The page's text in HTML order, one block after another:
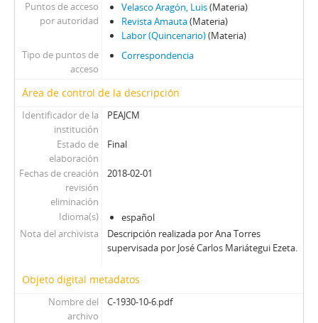
Puntos de acceso
por autoridad
Velasco Aragón, Luis(Materia)
Revista Amauta(Materia)
Labor (Quincenario)(Materia)
Tipo de puntos de
acceso
Correspondencia
Área de control de la descripción
Identificador de la
institución
PEAJCM
Estado de
elaboración
Final
Fechas de creación
revisión
eliminación
2018-02-01
Idioma(s)
español
Nota del archivista
Descripción realizada por Ana Torres
supervisada por José Carlos Mariátegui Ezeta.
Objeto digital metadatos
Nombre del
archivo
C-1930-10-6.pdf